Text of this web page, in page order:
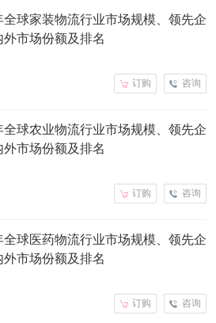
全球家装物流行业市场规模、领先企
外市场份额及排名
咨询
订购
全球农业物流行业市场规模、领先企
外市场份额及排名
咨询
订购
全球医药物流行业市场规模、领先企
外市场份额及排名
咨询
订购